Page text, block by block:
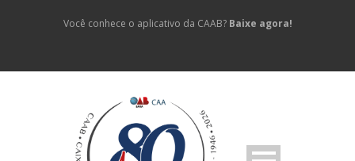
Você conhece o aplicativo da CAAB? Baixe agora!